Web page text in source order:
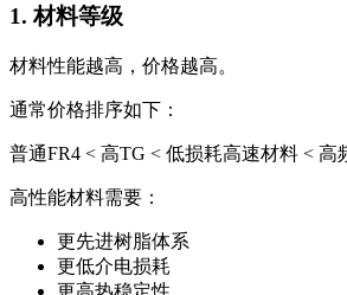
1. 材料等级
材料性能越高，价格越高。
通常价格排序如下：
普通FR4 < 高TG < 低损耗高速材料 < 高
高性能材料需要：
更先进树脂体系
更低介电损耗
更高热稳定性